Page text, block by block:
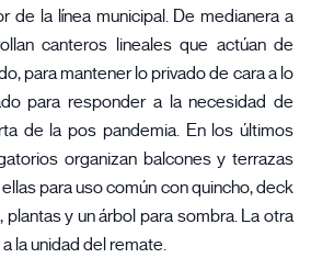
de la línea municipal. De medianera a
canteros lineales que actúan de
para mantener lo privado de cara a lo
para responder a la necesidad de
de la pos pandemia. En los últimos
organizan balcones y terrazas
para uso común con quincho, deck
y un árbol para sombra. La otra
la unidad del remate.